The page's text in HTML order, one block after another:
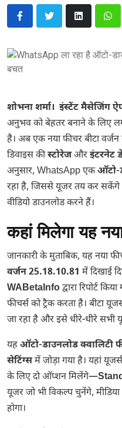
शोभना शर्मा। इंस्टेंट मैसेजिंग
अनुभव को बेहतर बनाने के लिए
है। अब एक नया फीचर बीटा
डिवाइस कीस्टोरेजऔरइंटरनेट
अनुसार, WhatsApp एकऑटो-
रहा है, जिससे यूजर तय कर सकेंगे
वीडियो डाउनलोड करने हैं।
कहां मिलेगा यह
जानकारी के मुताबिक, यह नया
वर्जन 25.18.10.81 में दिखाई
WABetaInfoद्वारा रिपोर्ट
फीचर्स को ट्रैक करता है। बीटा
जा रहा है और इसे धीरे-धीरे सभी
यहऑटो-डाउनलोड क्वालिटी
सेटिंग्समें जोड़ा गया है। यहां
के लिए दो ऑप्शन मिलेंगे—
यूजर जो भी विकल्प चुनेंगे,
होगा।